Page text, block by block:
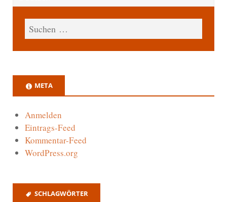
META
Anmelden
Eintrags-Feed
Kommentar-Feed
WordPress.org
SCHLAGWÖRTER